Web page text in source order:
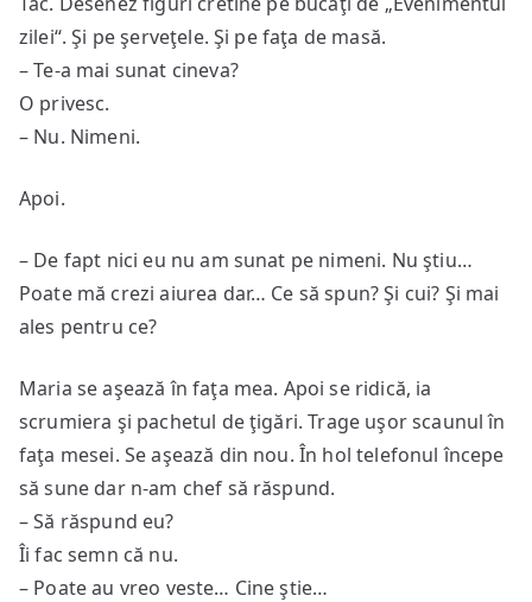
zilei“. Şi pe şerveţele. Şi pe faţa de masă.
– Te-a mai sunat cineva?
O privesc.
– Nu. Nimeni.
Apoi.
– De fapt nici eu nu am sunat pe nimeni. Nu ştiu…
Poate mă crezi aiurea dar… Ce să spun? Şi cui? Şi mai
ales pentru ce?
Maria se aşează în faţa mea. Apoi se ridică, ia
scrumiera şi pachetul de ţigări. Trage uşor scaunul în
faţa mesei. Se aşează din nou. În hol telefonul începe
să sune dar n-am chef să răspund.
– Să răspund eu?
Îi fac semn că nu.
– Poate au vreo veste… Cine ştie…